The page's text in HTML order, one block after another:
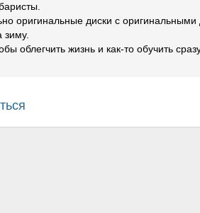
оригинальные диски с
зиму.
облегчить жизнь и как-то обучить